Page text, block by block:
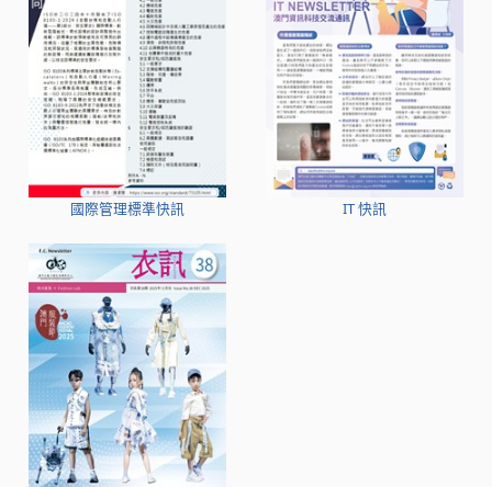
國際管理標準快訊 IT 快訊